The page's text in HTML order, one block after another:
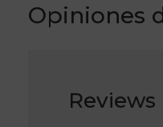
Opiniones
Reviews